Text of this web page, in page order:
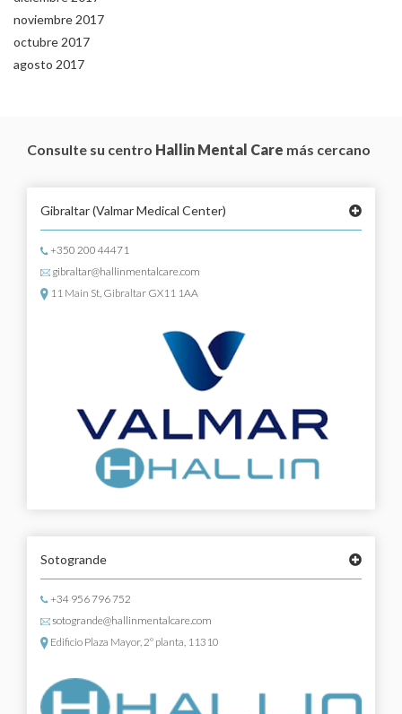
noviembre 2017
octubre 2017
agosto 2017
Consulte su centro Hallin Mental Care más cercano
Gibraltar(Valmar Medical Center)
+350 200 44471
gibraltar@hallinmentalcare.com
11 Main St, Gibraltar GX11 1AA
Sotogrande
+34 956 796 752
sotogrande@hallinmentalcare.com
Edificio Plaza Mayor, 2º planta, 11310